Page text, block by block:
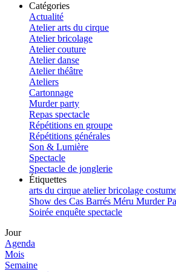
Catégories
Actualité
Atelier arts du cirque
Atelier bricolage
Atelier couture
Atelier danse
Atelier théâtre
Ateliers
Cartonnage
Murder party
Repas spectacle
Répétitions en groupe
Répétitions générales
Son & Lumière
Spectacle
Spectacle de jonglerie
Étiquettes
arts du cirque atelierbricolage
Show des Cas Barrés Méru Murder
Soirée enquête spectacle
Jour
Agenda
Mois
Semaine